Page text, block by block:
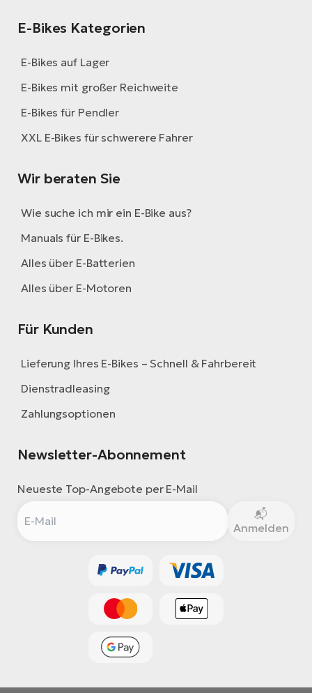
E-Bikes Kategorien
E-Bikes auf Lager
E-Bikes mit großer Reichweite
E-Bikes für Pendler
XXL E-Bikes für schwerere Fahrer
Wir beraten Sie
Wie suche ich mir ein E-Bike aus?
Manuals für E-Bikes.
Alles über E-Batterien
Alles über E-Motoren
Für Kunden
Lieferung Ihres E-Bikes – Schnell & Fahrbereit
Dienstradleasing
Zahlungsoptionen
Newsletter-Abonnement
Neueste Top-Angebote per E-Mail
Anmelden